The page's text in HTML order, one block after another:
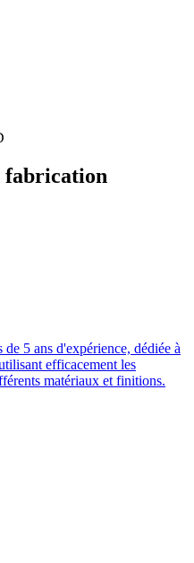
fabrication
5 ans d'expérience, dédiée à
efficacement les
matériaux et finitions.